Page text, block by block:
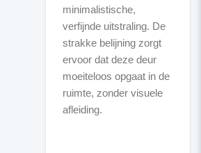
minimalistische,
verfijnde uitstraling. De
strakke belijning zorgt
ervoor dat deze deur
moeiteloos opgaat in de
ruimte, zonder visuele
afleiding.